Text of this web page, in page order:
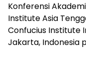
Konferensi
Institute Asia
Confucius Institute
Jakarta, Indonesia